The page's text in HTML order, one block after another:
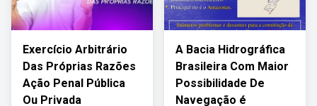
Exercício Arbitrário
Das Próprias Razões
Ação Penal Pública
Ou Privada
A Bacia Hidrográfica
Brasileira Com Maior
Possibilidade De
Navegação é